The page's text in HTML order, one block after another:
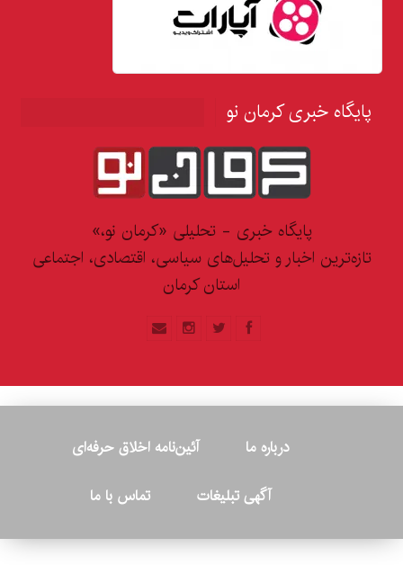
پایگاه خبری کرمان نو
پایگاه خبری - تحلیلی «کرمان نو،»
تازه‌ترین اخبار و تحلیل‌های سیاسی، اقتصادی، اجتماعی
استان کرمان
درباره ما
آئین‌نامه اخلاق حرفه‌ای
آگهی تبلیغات
تماس با ما